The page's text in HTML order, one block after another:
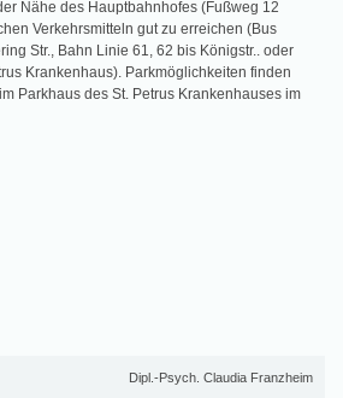
Nähe des Hauptbahnhofes (Fußweg 12
Verkehrsmitteln gut zu erreichen (Bus
Str., Bahn Linie 61, 62 bis Königstr.. oder
Krankenhaus). Parkmöglichkeiten finden
Parkhaus des St. Petrus Krankenhauses im
Dipl.-Psych. Claudia Franzheim